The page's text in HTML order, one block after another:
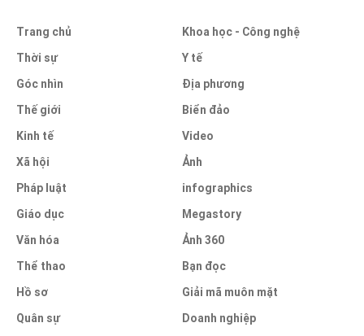
Trang chủ
Thời sự
Góc nhìn
Thế giới
Kinh tế
Xã hội
Pháp luật
Giáo dục
Văn hóa
Thể thao
Hồ sơ
Quân sự
Khoa học - Công nghệ
Y tế
Địa phương
Biển đảo
Video
Ảnh
infographics
Megastory
Ảnh 360
Bạn đọc
Giải mã muôn mặt
Doanh nghiệp